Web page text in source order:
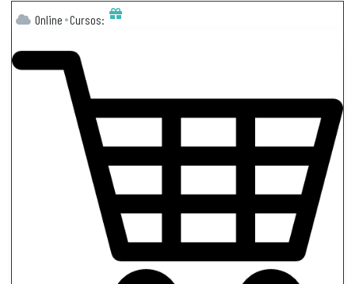
Online Cursos: